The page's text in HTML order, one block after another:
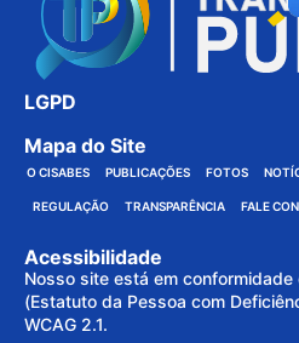
LGPD
Mapa do Site
O CISABES PUBLICAÇÕES FOTOS
REGULAÇÃO TRANSPARÊNCIA FALE
Acessibilidade
Nosso site está em conformidade
(Estatuto da Pessoa com
WCAG 2.1.